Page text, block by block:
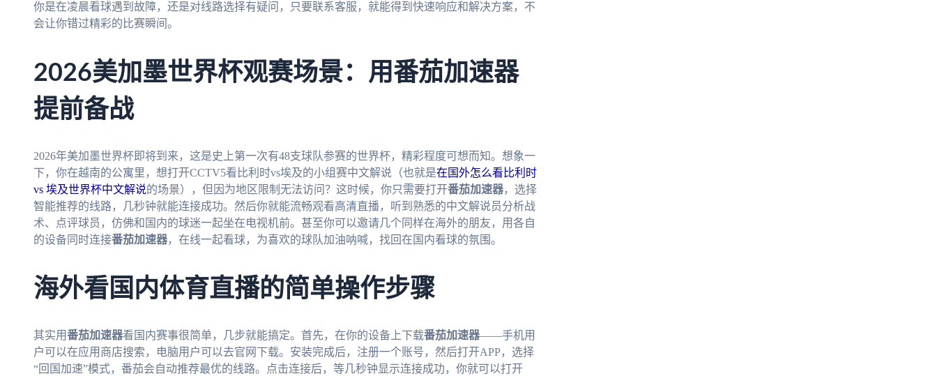
你是在凌晨看球遇到故障，还是对线路选择有疑问，只要联系客服，就能得到快速响应和解决方案，不
会让你错过精彩的比赛瞬间。
2026美加墨世界杯观赛场景：用番茄加速器
提前备战
2026年美加墨世界杯即将到来，这是史上第一次有48支球队参赛的世界杯，精彩程度可想而知。想象一
下，你在越南的公寓里，想打开CCTV5看比利时vs埃及的小组赛中文解说（也就是在国外怎么看比利时
vs 埃及世界杯中文解说的场景），但因为地区限制无法访问？这时候，你只需要打开番茄加速器，选择
智能推荐的线路，几秒钟就能连接成功。然后你就能流畅观看高清直播，听到熟悉的中文解说员分析战
术、点评球员，仿佛和国内的球迷一起坐在电视机前。甚至你可以邀请几个同样在海外的朋友，用各自
的设备同时连接番茄加速器，在线一起看球，为喜欢的球队加油呐喊，找回在国内看球的氛围。
海外看国内体育直播的简单操作步骤
其实用番茄加速器看国内赛事很简单，几步就能搞定。首先，在你的设备上下载番茄加速器——手机用
户可以在应用商店搜索，电脑用户可以去官网下载。安装完成后，注册一个账号，然后打开APP，选择
“回国加速”模式，番茄会自动推荐最优的线路。点击连接后，等几秒钟显示连接成功，你就可以打开